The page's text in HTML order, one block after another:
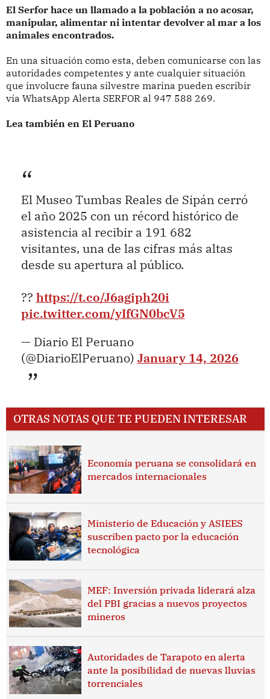
El Serfor hace un llamado a la población a no acosar,
manipular, alimentar ni intentar devolver al mar a los
animales encontrados.
En una situación como esta, deben comunicarse con las
autoridades competentes y ante cualquier situación
que involucre fauna silvestre marina pueden escribir
vía WhatsApp Alerta SERFOR al 947 588 269.
Lea también en El Peruano
El Museo Tumbas Reales de Sipán cerró
el año 2025 con un récord histórico de
asistencia al recibir a 191 682
visitantes, una de las cifras más altas
desde su apertura al público.
?? https://t.co/J6agiph20i
pic.twitter.com/yIfGN0bcV5
— Diario El Peruano
(@DiarioElPeruano) January 14, 2026
OTRAS NOTAS QUE TE PUEDEN INTERESAR
Economía peruana se consolidará en
mercados internacionales
Ministerio de Educación y ASIEES
suscriben pacto por la educación
tecnológica
MEF: Inversión privada liderará alza
del PBI gracias a nuevos proyectos
mineros
Autoridades de Tarapoto en alerta
ante la posibilidad de nuevas lluvias
torrenciales